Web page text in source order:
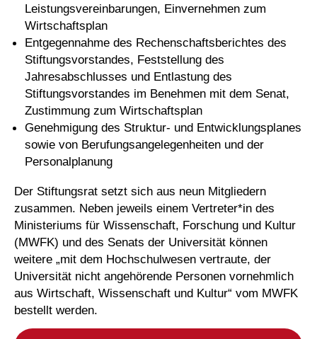
Leistungsvereinbarungen, Einvernehmen zum
Wirtschaftsplan
Entgegennahme des Rechenschaftsberichtes des
Stiftungsvorstandes, Feststellung des
Jahresabschlusses und Entlastung des
Stiftungsvorstandes im Benehmen mit dem Senat,
Zustimmung zum Wirtschaftsplan
Genehmigung des Struktur- und Entwicklungsplanes
sowie von Berufungsangelegenheiten und der
Personalplanung
Der Stiftungsrat setzt sich aus neun Mitgliedern
zusammen. Neben jeweils einem Vertreter*in des
Ministeriums für Wissenschaft, Forschung und Kultur
(MWFK) und des Senats der Universität können
weitere „mit dem Hochschulwesen vertraute, der
Universität nicht angehörende Personen vornehmlich
aus Wirtschaft, Wissenschaft und Kultur“ vom MWFK
bestellt werden.